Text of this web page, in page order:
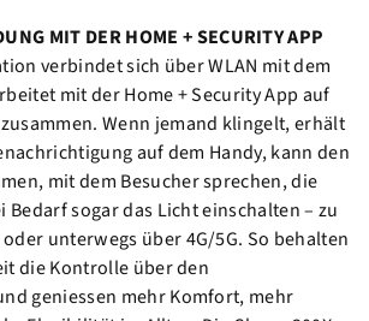
MIT DER HOME + SECURITY APP
verbindet sich über WLAN mit dem
mit der Home + Security App auf
Wenn jemand klingelt, erhält
auf dem Handy, kann den
mit dem Besucher sprechen, die
sogar das Licht einschalten – zu
oder unterwegs über 4G/5G. So behalten
die Kontrolle über den
geniessen mehr Komfort, mehr